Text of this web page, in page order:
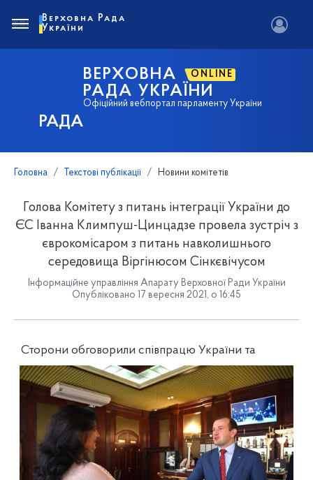
РАДА
ВЕРХОВНА ONLINE
РАДА УКРАЇНИ
Офіційний вебпортал парламенту України
Верховна Рада
України
Головна Текстові публікації Новини комітетів
Голова Комітету з питань інтеграції України до
ЄС Іванна Климпуш-Цинцадзе провела зустріч з
єврокомісаром з питань навколишнього
середовища Віргінюсом Сінкєвічусом
Інформаційне управління Апарату Верховної Ради України
Опубліковано 17 вересня 2021, о 16:45
Сторони обговорили співпрацю України та